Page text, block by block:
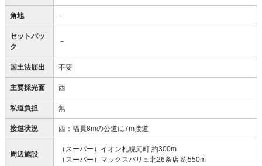
角地 －
セットバッ
ク
－
国土法届出 不要
主要採光面 西
私道負担 無
接道状況 西：幅員8mの公道に7m接道
周辺施設
（スーパー）イオン札幌元町 約300m
（スーパー）マックスバリュ北26条店 約550m